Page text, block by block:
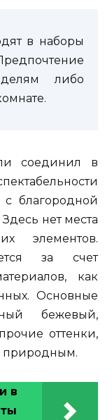
в наборы
либо
соединил в
благородной
нет места
элементов.
за счет
как
Основные
бежевый,
оттенки,
природным.
в